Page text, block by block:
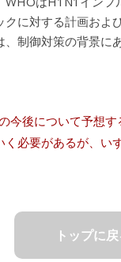
に対する計画お
制御対策の背景
後について予想
必要があるが、
トップに